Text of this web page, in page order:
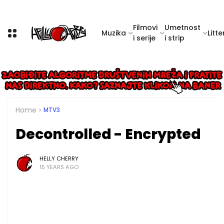
Muzika
Filmovi
i serije
Umetnost
i strip
Home MTV3
Decontrolled - Encrypted
HELLY CHERRY
15 YEARS AGO